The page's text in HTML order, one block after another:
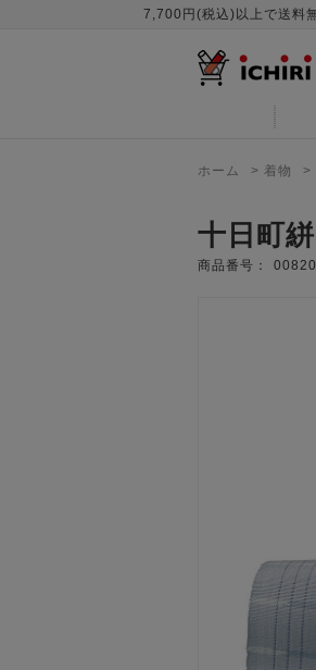
7,700円(税込)以上で送料
ホーム > 着物 >
十日町
商品番号：